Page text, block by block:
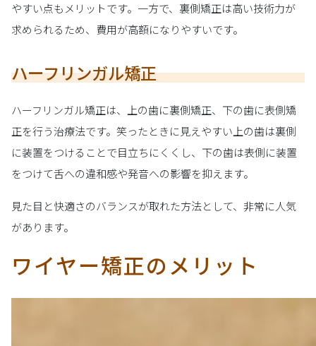
やすい点もメリットです。一方で、裏側矯正は高い技術力が
求められるため、費用が高額になりやすいです。
ハーフリンガル矯正
ハーフリンガル矯正は、上の歯に裏側矯正、下の歯に表側矯
正を行う治療法です。笑ったときに見えやすい上の歯は裏側
に装置をつけることで目立ちにくくし、下の歯は表側に装置
をつけて舌への違和感や発音への影響を抑えます。
見た目と快適さのバランスが取れた方法として、非常に人気
があります。
ワイヤー矯正のメリット